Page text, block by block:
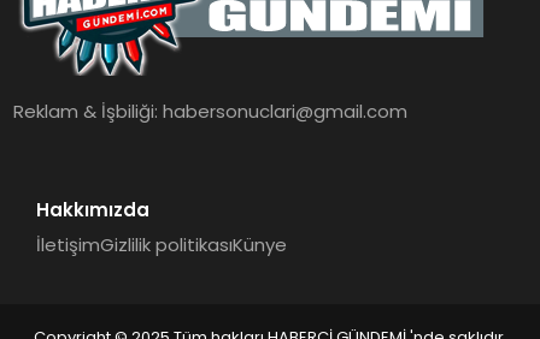
Reklam & İşbiliği:habersonuclari@gmail.com
Hakkımızda
İletişimGizlilik politikasıKünye